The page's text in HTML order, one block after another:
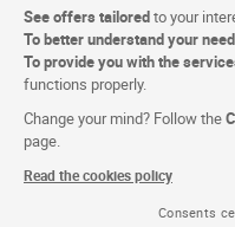
See offers tailoredto your
To better understand your
To provide you with the
functions properly.
Change your mind? Follow the
page.
Read the cookies policy
Consents
Top Länder
Top Regionen
Top Städte
Top Hotels